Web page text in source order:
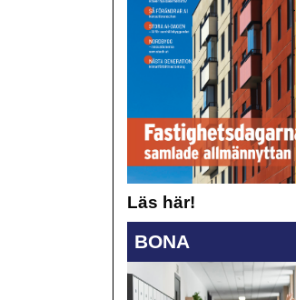
Läs här!
BONA